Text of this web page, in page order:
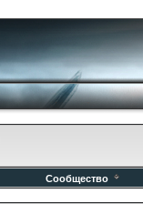
Сообщество